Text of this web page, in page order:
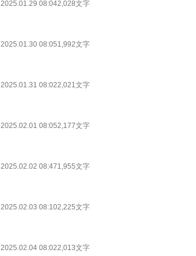
2025.01.29 08:042,028文字
2025.01.30 08:051,992文字
2025.01.31 08:022,021文字
2025.02.01 08:052,177文字
2025.02.02 08:471,955文字
2025.02.03 08:102,225文字
2025.02.04 08:022,013文字